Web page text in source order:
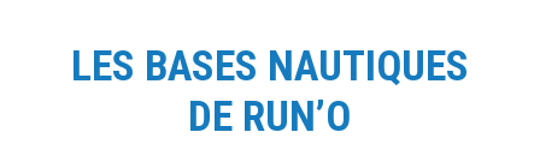
LES BASES NAUTIQUES
DE RUN’O